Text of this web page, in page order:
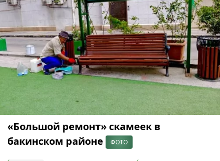
«Большой ремонт» скамеек в
бакинском районе
ФОТО